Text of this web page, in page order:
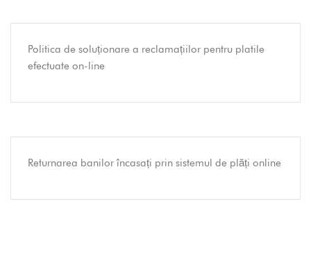
Politica de soluționare a reclamațiilor pentru platile
efectuate on-line
Returnarea banilor încasați prin sistemul de plăți online